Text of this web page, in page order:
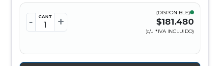
- CANT +
(DISPONIBLE)
$181.480
(c/u *IVA INCLUIDO)